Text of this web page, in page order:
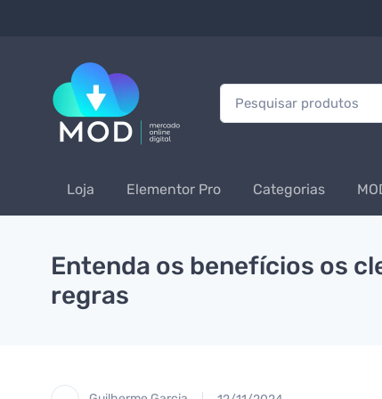
Procurar:
Loja Elementor Pro Categorias
Entenda os benefícios os
regras